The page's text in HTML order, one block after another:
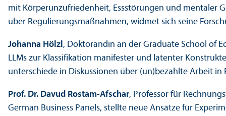
mit Körperun­zufriedenheit, Essstörungen und mentaler
über Regulierungs­maßnahmen, widmet sich seine
Johanna Hölzl, Doktorandin an der Graduate School of
LLMs zur Klassifikation manifester und latenter
unter­schiede in Diskussionen über (un)bezahlte Arbeit in
Prof. Dr. Davud Rostam-Afschar, Professor für
German Business Panels, stellte neue Ansätze für